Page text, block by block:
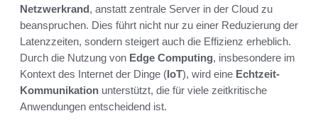
Netzwerkrand, anstatt zentrale Server in der Cloud zu
beanspruchen. Dies führt nicht nur zu einer Reduzierung der
Latenzzeiten, sondern steigert auch die Effizienz erheblich.
Durch die Nutzung von Edge Computing, insbesondere im
Kontext des Internet der Dinge (IoT), wird eine Echtzeit-
Kommunikation unterstützt, die für viele zeitkritische
Anwendungen entscheidend ist.